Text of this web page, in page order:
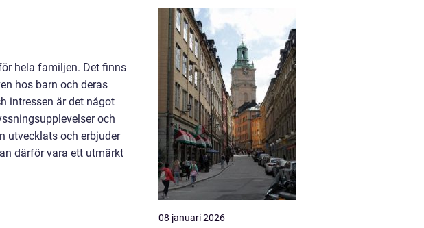
hela familjen. Det finns
hos barn och deras
intressen är det något
och
utvecklats och erbjuder
därför vara ett utmärkt
08 januari 2026